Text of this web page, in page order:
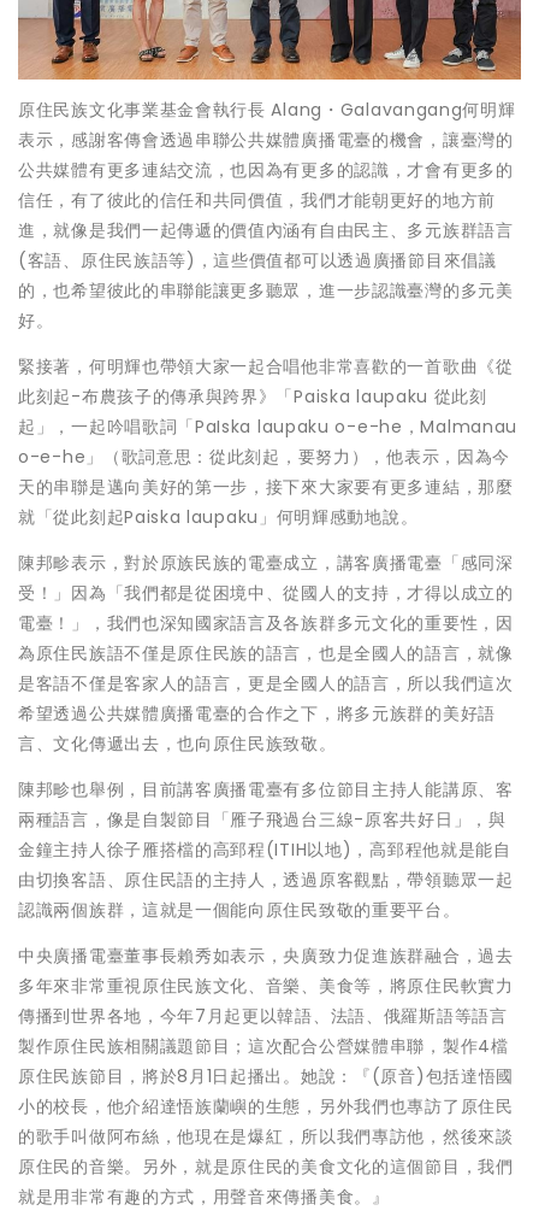
原住民族文化事業基金會執行長 Alang・Galavangang何明輝
表示，感謝客傳會透過串聯公共媒體廣播電臺的機會，讓臺灣的
公共媒體有更多連結交流，也因為有更多的認識，才會有更多的
信任，有了彼此的信任和共同價值，我們才能朝更好的地方前
進，就像是我們一起傳遞的價值內涵有自由民主、多元族群語言
(客語、原住民族語等)，這些價值都可以透過廣播節目來倡議
的，也希望彼此的串聯能讓更多聽眾，進一步認識臺灣的多元美
好。
緊接著，何明輝也帶領大家一起合唱他非常喜歡的一首歌曲《從
此刻起-布農孩子的傳承與跨界》「Paiska laupaku 從此刻
起」，一起吟唱歌詞「PaIska laupaku o-e-he，Malmanau
o-e-he」（歌詞意思：從此刻起，要努力），他表示，因為今
天的串聯是邁向美好的第一步，接下來大家要有更多連結，那麼
就「從此刻起Paiska laupaku」何明輝感動地說。
陳邦畛表示，對於原族民族的電臺成立，講客廣播電臺「感同深
受！」因為「我們都是從困境中、從國人的支持，才得以成立的
電臺！」，我們也深知國家語言及各族群多元文化的重要性，因
為原住民族語不僅是原住民族的語言，也是全國人的語言，就像
是客語不僅是客家人的語言，更是全國人的語言，所以我們這次
希望透過公共媒體廣播電臺的合作之下，將多元族群的美好語
言、文化傳遞出去，也向原住民族致敬。
陳邦畛也舉例，目前講客廣播電臺有多位節目主持人能講原、客
兩種語言，像是自製節目「雁子飛過台三線-原客共好日」，與
金鐘主持人徐子雁搭檔的高郅程(ITIH以地)，高郅程他就是能自
由切換客語、原住民語的主持人，透過原客觀點，帶領聽眾一起
認識兩個族群，這就是一個能向原住民致敬的重要平台。
中央廣播電臺董事長賴秀如表示，央廣致力促進族群融合，過去
多年來非常重視原住民族文化、音樂、美食等，將原住民軟實力
傳播到世界各地，今年7月起更以韓語、法語、俄羅斯語等語言
製作原住民族相關議題節目；這次配合公營媒體串聯，製作4檔
原住民族節目，將於8月1日起播出。她說：『(原音)包括達悟國
小的校長，他介紹達悟族蘭嶼的生態，另外我們也專訪了原住民
的歌手叫做阿布絲，他現在是爆紅，所以我們專訪他，然後來談
原住民的音樂。另外，就是原住民的美食文化的這個節目，我們
就是用非常有趣的方式，用聲音來傳播美食。』